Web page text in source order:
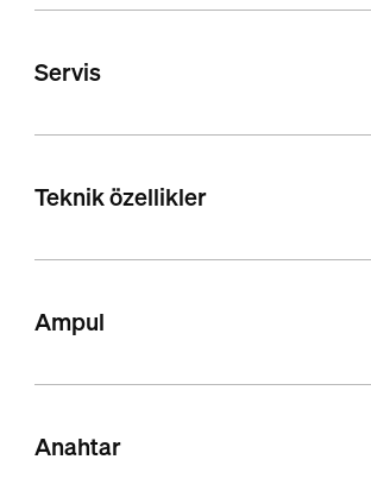
Servis
Teknik özellikler
Ampul
Anahtar